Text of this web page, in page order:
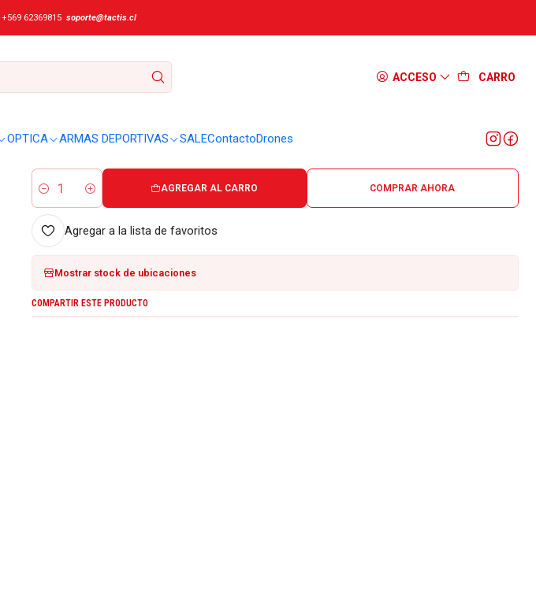
ACCESO CARRO
OPTICA ARMAS DEPORTIVAS SALEContactoDrones
+569 62369815 soporte@tactis.cl
|
Combo 2 cortaplumas Ruike M42-B
M42-B (combo 2): 140 g c/u, 71 mm (largo hoja), acero 12C27, mango G10, apertura manual, slip joint.
Cantidad
AGREGAR AL CARRO COMPRAR AHORA
Agregar a la lista de favoritos
Mostrar stock de ubicaciones
COMPARTIR ESTE PRODUCTO